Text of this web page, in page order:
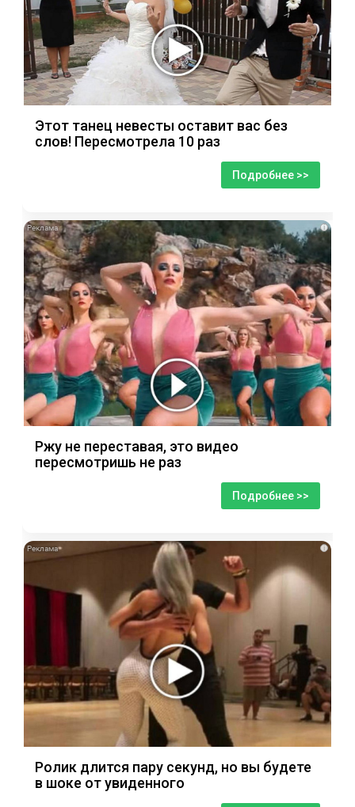
Этот танец невесты оставит вас без
слов! Пересмотрела 10 раз
Подробнее >>
i
Ржу не переставая, это видео
пересмотришь не раз
Подробнее >>
i
Ролик длится пару секунд, но вы будете
в шоке от увиденного